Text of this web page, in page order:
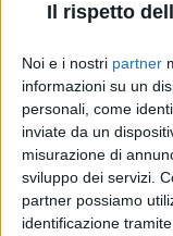
Il rispetto
Noi e i nostri partner
informazioni su un
personali, come
inviate da un
misurazione di
sviluppo dei servizi.
partner possiamo
identificazione
ha
posizioni degli
Sanremo 2024 ,
giudicarli, in fase
casa con il
6 Mahmood